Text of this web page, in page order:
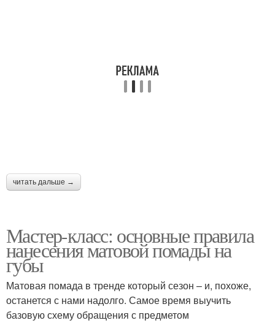
читать дальше →
Мастер-класс: основные правила
нанесения матовой помады на
губы
Матовая помада в тренде который сезон – и, похоже,
останется с нами надолго. Самое время выучить
базовую схему обращения с предметом